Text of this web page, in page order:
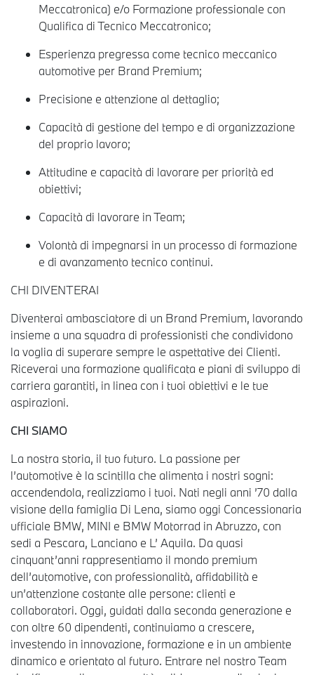
Meccatronica) e/o Formazione professionale con
Qualifica di Tecnico Meccatronico;
Esperienza pregressa come tecnico meccanico
automotive per Brand Premium;
Precisione e attenzione al dettaglio;
Capacità di gestione del tempo e di organizzazione
del proprio lavoro;
Attitudine e capacità di lavorare per priorità ed
obiettivi;
Capacità di lavorare in Team;
Volontà di impegnarsi in un processo di formazione
e di avanzamento tecnico continui.
CHI DIVENTERAI
Diventerai ambasciatore di un Brand Premium, lavorando
insieme a una squadra di professionisti che condividono
la voglia di superare sempre le aspettative dei Clienti.
Riceverai una formazione qualificata e piani di sviluppo di
carriera garantiti, in linea con i tuoi obiettivi e le tue
aspirazioni.
CHI SIAMO
La nostra storia, il tuo futuro. La passione per
l’automotive è la scintilla che alimenta i nostri sogni:
accendendola, realizziamo i tuoi. Nati negli anni ’70 dalla
visione della famiglia Di Lena, siamo oggi Concessionaria
ufficiale BMW, MINI e BMW Motorrad in Abruzzo, con
sedi a Pescara, Lanciano e L’ Aquila. Da quasi
cinquant’anni rappresentiamo il mondo premium
dell’automotive, con professionalità, affidabilità e
un’attenzione costante alle persone: clienti e
collaboratori. Oggi, guidati dalla seconda generazione e
con oltre 60 dipendenti, continuiamo a crescere,
investendo in innovazione, formazione e in un ambiente
dinamico e orientato al futuro. Entrare nel nostro Team